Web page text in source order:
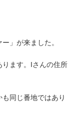
」が来ました。
ます。Iさんの住所
同じ番地ではあり